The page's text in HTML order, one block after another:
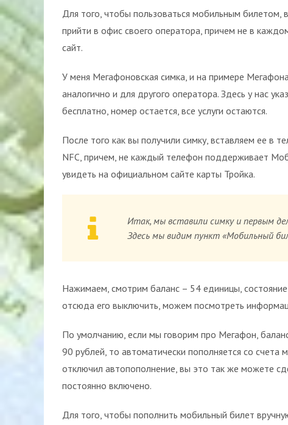
Для того, чтобы пользоваться мобильным
прийти в офис своего оператора, причем не в
сайт.
У меня Мегафоновская симка, и на примере
аналогично и для другого оператора. Здесь у нас
бесплатно, номер остается, все услуги остаются.
После того как вы получили симку, вставляем ее в
NFC, причем, не каждый телефон поддерживает
увидеть на официальном сайте карты Тройка.
Итак, мы вставили симку и первым
Здесь мы видим пункт «Мобильный
Нажимаем, смотрим баланс – 54 единицы,
отсюда его выключить, можем посмотреть
По умолчанию, если мы говорим про Мегафон,
90 рублей, то автоматически пополняется со
отключил автопополнение, вы это так же можете
постоянно включено.
Для того, чтобы пополнить мобильный билет